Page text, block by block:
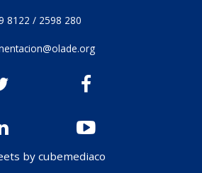
8122 / 2598 280
by cubemediaco